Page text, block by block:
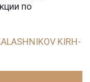
по
KIRH-